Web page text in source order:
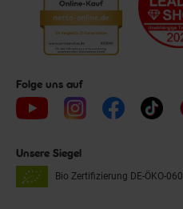
Folge uns auf
Unsere Siegel
Bio Zertifizierung DE-ÖKO-060